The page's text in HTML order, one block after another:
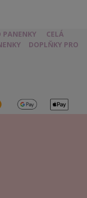
PANENKY
CELÁ
DOPLŇKY PRO